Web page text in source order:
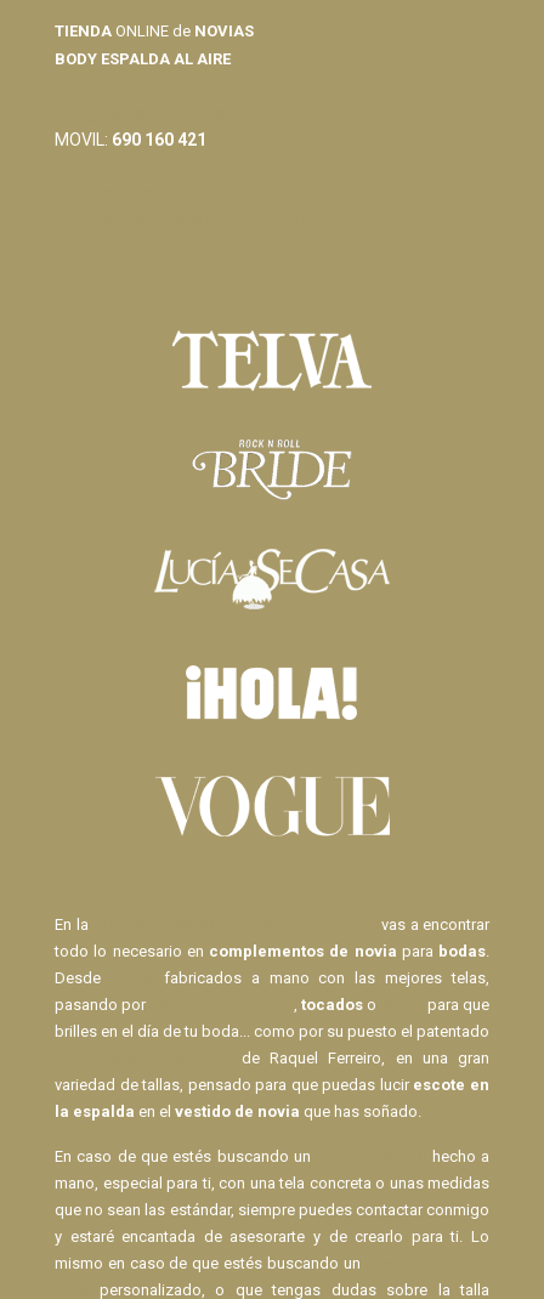
TIENDA ONLINE de NOVIAS
BODY ESPALDA AL AIRE
MOVIL: 690 160 421
En la
vas a encontrar
todo lo necesario en complementos de novia para bodas.
Desde
fabricados a mano con las mejores telas,
pasando por
,tocados o
para que
brilles en el día de tu boda... como por su puesto el patentado
de Raquel Ferreiro, en una gran
variedad de tallas, pensado para que puedas lucir escote en
la espalda en el vestido de novia que has soñado.
En caso de que estés buscando un
hecho a
mano, especial para ti, con una tela concreta o unas medidas
que no sean las estándar, siempre puedes contactar conmigo
y estaré encantada de asesorarte y de crearlo para ti. Lo
mismo en caso de que estés buscando un
personalizado, o que tengas dudas sobre la talla